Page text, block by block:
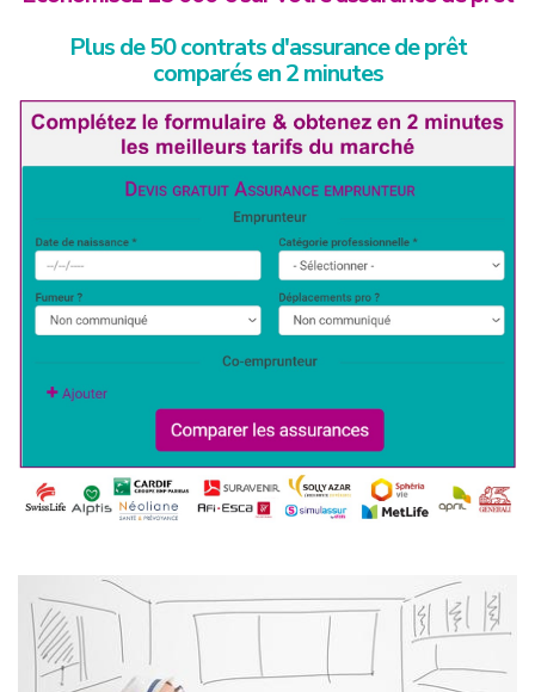
Plus de 50 contrats d'assurance de prêt
comparés en 2 minutes